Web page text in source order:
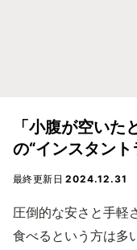
「小腹が空い
の“インスタン
最終更新日2024.12.31
圧倒的な安さと手軽
食べるという方は多